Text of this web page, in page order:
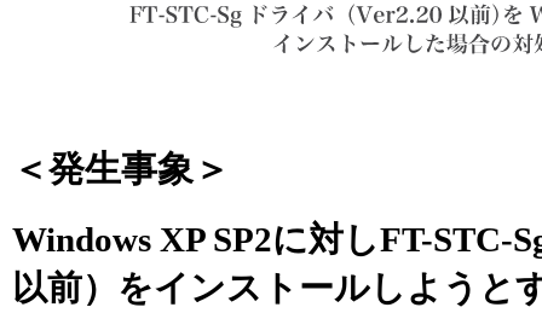
＜発生事象＞
Windows XP SP2に対しFT-STC-
以前）をインストールしようと